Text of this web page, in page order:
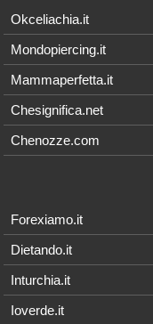
Okceliachia.it
Mondopiercing.it
Mammaperfetta.it
Chesignifica.net
Chenozze.com
Forexiamo.it
Dietando.it
Inturchia.it
Ioverde.it